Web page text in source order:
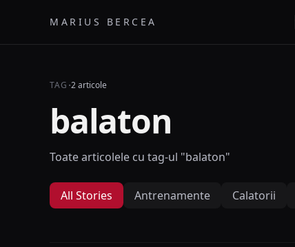
MARIUS BERCEA
TAG ·2 articole
balaton
Toate articolele cu tag-ul "balaton"
All Stories Antrenamente Calatorii